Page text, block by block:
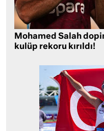
Mohamed Salah
kulüp rekoru kırıldı!